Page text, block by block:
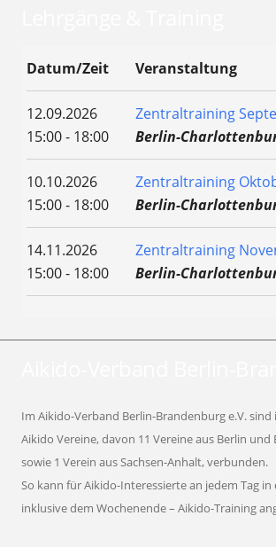
Datum/Zeit Veranstaltung
12.09.2026
15:00 - 18:00
Zentraltraining
Berlin-
10.10.2026
15:00 - 18:00
Zentraltraining
Berlin-
14.11.2026
15:00 - 18:00
Zentraltraining
Berlin-
Im Aikido-Verband Berlin-Brandenburg e.V. sind
Aikido Vereine, davon 11 Vereine aus Berlin
sowie 1 Verein aus Sachsen-Anhalt, verbunden.
So kann für Aikido-Interessierte an jedem Tag in
inklusive dem Wochenende – Aikido-Training